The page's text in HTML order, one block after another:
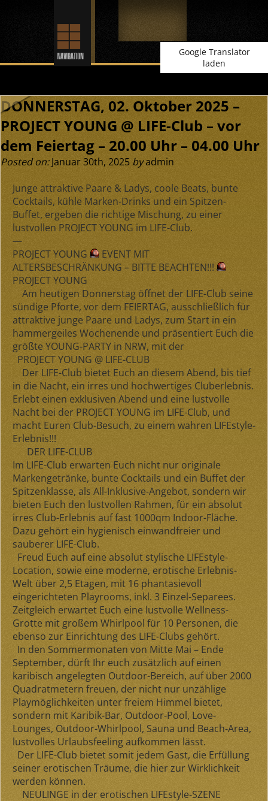
Google Translator
laden
DONNERSTAG, 02. Oktober 2025 –
PROJECT YOUNG @ LIFE-Club – vor
dem Feiertag – 20.00 Uhr – 04.00 Uhr
Posted on:Januar 30th, 2025 byadmin
Junge attraktive Paare & Ladys, coole Beats, bunte
Cocktails, kühle Marken-Drinks und ein Spitzen-
Buffet, ergeben die richtige Mischung, zu einer
lustvollen PROJECT YOUNG im LIFE-Club.
—
PROJECT YOUNG
EVENT MIT
ALTERSBESCHRÄNKUNG – BITTE BEACHTEN!!!
PROJECT YOUNG
Am heutigen Donnerstag öffnet der LIFE-Club seine
sündige Pforte, vor dem FEIERTAG, ausschließlich für
attraktive junge Paare und Ladys, zum Start in ein
hammergeiles Wochenende und präsentiert Euch die
größte YOUNG-PARTY in NRW, mit der
PROJECT YOUNG @ LIFE-CLUB
Der LIFE-Club bietet Euch an diesem Abend, bis tief
in die Nacht, ein irres und hochwertiges Cluberlebnis.
Erlebt einen exklusiven Abend und eine lustvolle
Nacht bei der PROJECT YOUNG im LIFE-Club, und
macht Euren Club-Besuch, zu einem wahren LIFEstyle-
Erlebnis!!!
DER LIFE-CLUB
Im LIFE-Club erwarten Euch nicht nur originale
Markengetränke, bunte Cocktails und ein Buffet der
Spitzenklasse, als All-Inklusive-Angebot, sondern wir
bieten Euch den lustvollen Rahmen, für ein absolut
irres Club-Erlebnis auf fast 1000qm Indoor-Fläche.
Dazu gehört ein hygienisch einwandfreier und
sauberer LIFE-Club.
Freud Euch auf eine absolut stylische LIFEstyle-
Location, sowie eine moderne, erotische Erlebnis-
Welt über 2,5 Etagen, mit 16 phantasievoll
eingerichteten Playrooms, inkl. 3 Einzel-Separees.
Zeitgleich erwartet Euch eine lustvolle Wellness-
Grotte mit großem Whirlpool für 10 Personen, die
ebenso zur Einrichtung des LIFE-Clubs gehört.
In den Sommermonaten von Mitte Mai – Ende
September, dürft Ihr euch zusätzlich auf einen
karibisch angelegten Outdoor-Bereich, auf über 2000
Quadratmetern freuen, der nicht nur unzählige
Playmöglichkeiten unter freiem Himmel bietet,
sondern mit Karibik-Bar, Outdoor-Pool, Love-
Lounges, Outdoor-Whirlpool, Sauna und Beach-Area,
lustvolles Urlaubsfeeling aufkommen lässt.
Der LIFE-Club bietet somit jedem Gast, die Erfüllung
seiner erotischen Träume, die hier zur Wirklichkeit
werden können.
NEULINGE in der erotischen LIFEstyle-SZENE